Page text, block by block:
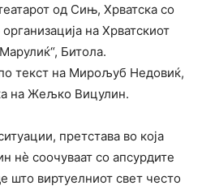
од Сињ, Хрватска со
организација на Хрватскиот
Битола.
текст на Мирољуб Недовиќ,
на Жељко Вицулин.
претстава во која
нè соочуваат со апсурдите
што виртуелниот свет често